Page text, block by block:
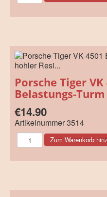
Porsche Tiger
Belastungs-
€14.90
Artikelnummer3514